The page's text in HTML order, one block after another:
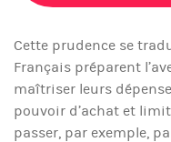
Cette prudence se
Français préparent
maîtriser leurs
pouvoir d’achat et
passer, par exemple,